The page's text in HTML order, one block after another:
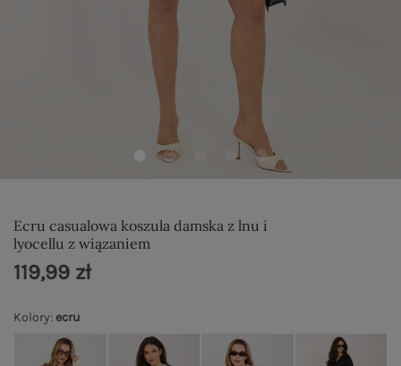
Ecru casualowa koszula damska z lnu i
lyocellu z wiązaniem
Kolory: ecru
119,99 zł